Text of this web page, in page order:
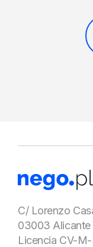
C/ Lorenzo
03003 Alicante
Licencia CV-